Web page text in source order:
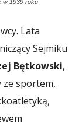
w 1939 roku
Lata
Sejmiku
Bętkowski,
ze sportem,